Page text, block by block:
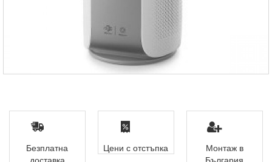
Безплатна
доставка
Цени с отстъпка
Монтаж в
България